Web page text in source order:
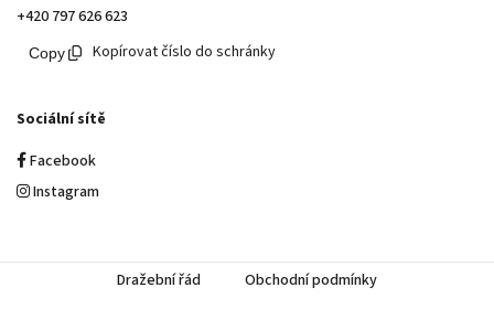
+420 797 626 623
Kopírovat číslo do schránky
Sociální sítě
Facebook
Instagram
Dražební řád
Obchodní podmínky